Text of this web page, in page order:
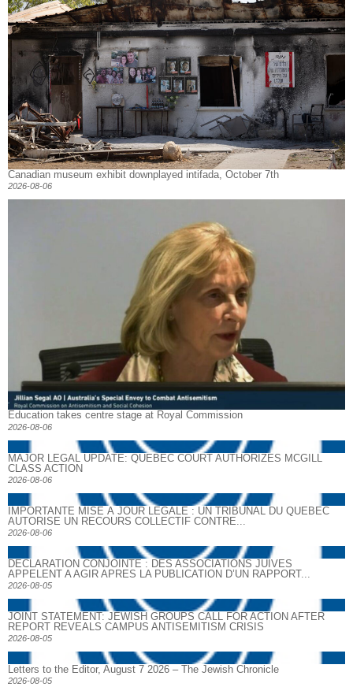
Canadian museum exhibit downplayed intifada, October 7th
2026-08-06
Education takes centre stage at Royal Commission
2026-08-06
MAJOR LEGAL UPDATE: QUEBEC COURT AUTHORIZES MCGILL
CLASS ACTION
2026-08-06
IMPORTANTE MISE À JOUR LÉGALE : UN TRIBUNAL DU QUÉBEC
AUTORISE UN RECOURS COLLECTIF CONTRE...
2026-08-06
DECLARATION CONJOINTE : DES ASSOCIATIONS JUIVES
APPELENT A AGIR APRES LA PUBLICATION D’UN RAPPORT...
2026-08-05
JOINT STATEMENT: JEWISH GROUPS CALL FOR ACTION AFTER
REPORT REVEALS CAMPUS ANTISEMITISM CRISIS
2026-08-05
Letters to the Editor, August 7 2026 – The Jewish Chronicle
2026-08-05